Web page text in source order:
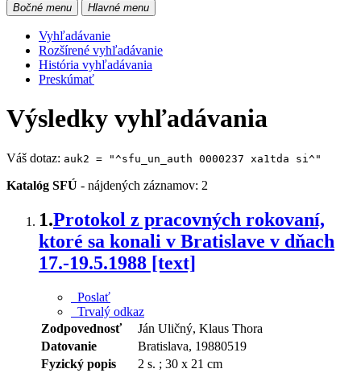
Bočné menu Hlavné menu
Vyhľadávanie
Rozšírené vyhľadávanie
História vyhľadávania
Preskúmať
Výsledky vyhľadávania
Váš dotaz: auk2 = "^sfu_un_auth 0000237 xa1tda si^"
Katalóg SFÚ - nájdených záznamov: 2
1.Protokol z pracovných rokovaní,
ktoré sa konali v Bratislave v dňach
17.-19.5.1988 [text]
Poslať
Trvalý odkaz
Zodpovednosť
Ján Uličný, Klaus Thora
Datovanie
Bratislava, 19880519
Fyzický popis
2 s. ; 30 x 21 cm